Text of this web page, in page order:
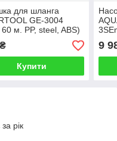
для шланга
GE-3004
м. PP, steel, ABS)
Купити
з
9
рік